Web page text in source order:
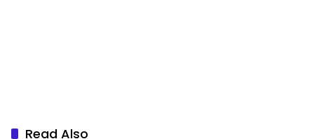
Read Also